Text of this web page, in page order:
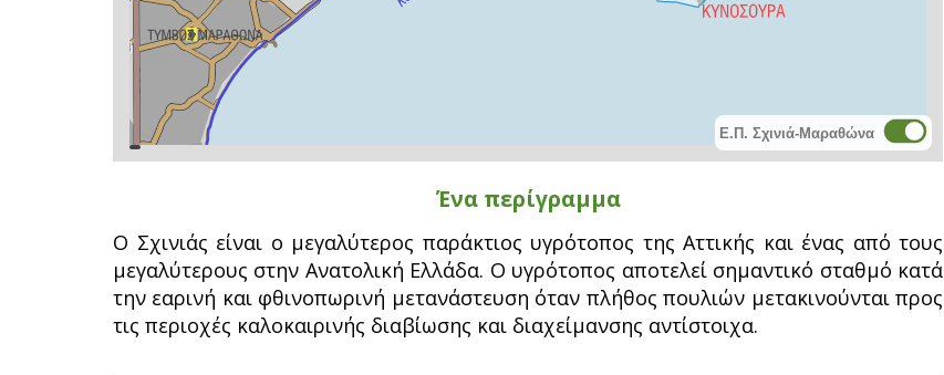
Ε.Π. Σχινιά-Μαραθώνα
Ένα περίγραμμα
Ο Σχινιάς είναι ο μεγαλύτερος παράκτιος υγρότοπος της Αττικής και ένας από τους
μεγαλύτερους στην Ανατολική Ελλάδα. Ο υγρότοπος αποτελεί σημαντικό σταθμό κατά
την εαρινή και φθινοπωρινή μετανάστευση όταν πλήθος πουλιών μετακινούνται προς
τις περιοχές καλοκαιρινής διαβίωσης και διαχείμανσης αντίστοιχα.